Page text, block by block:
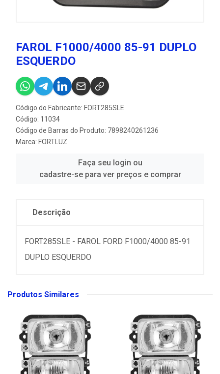
FAROL F1000/4000 85-91 DUPLO
ESQUERDO
Código do Fabricante: FORT285SLE
Código: 11034
Código de Barras do Produto: 7898240261236
Marca: FORTLUZ
Faça seu login ou
cadastre-se para ver preços e comprar
Descrição
FORT285SLE - FAROL FORD F1000/4000 85-91
DUPLO ESQUERDO
Produtos Similares